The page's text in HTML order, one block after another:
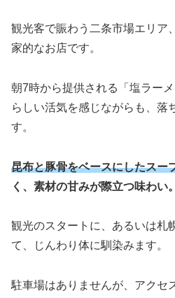
観光客で賑わう二条市場エリア
家的なお店です。
朝7時から提供される「塩ラー
らしい活気を感じながらも、落
す。
昆布と豚骨をベースにしたスー
く、素材の甘みが際立つ味わい。
観光のスタートに、あるいは札
て、じんわり体に馴染みます。
駐車場はありませんが、アクセ